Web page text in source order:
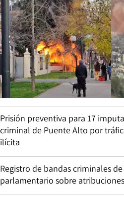
Prisión preventiva para 17
criminal de Puente Alto por
ilícita
Registro de bandas criminales
parlamentario sobre